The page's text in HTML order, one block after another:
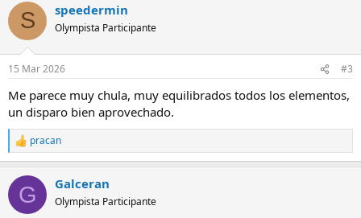
c
i
e
:
S speedermin
Olympista Participante
15 Mar 2026 #3
Me parece muy chula, muy equilibrados todos los elementos,
un disparo bien aprovechado.
R
e
c
i
pracan
G Galceran
Olympista Participante